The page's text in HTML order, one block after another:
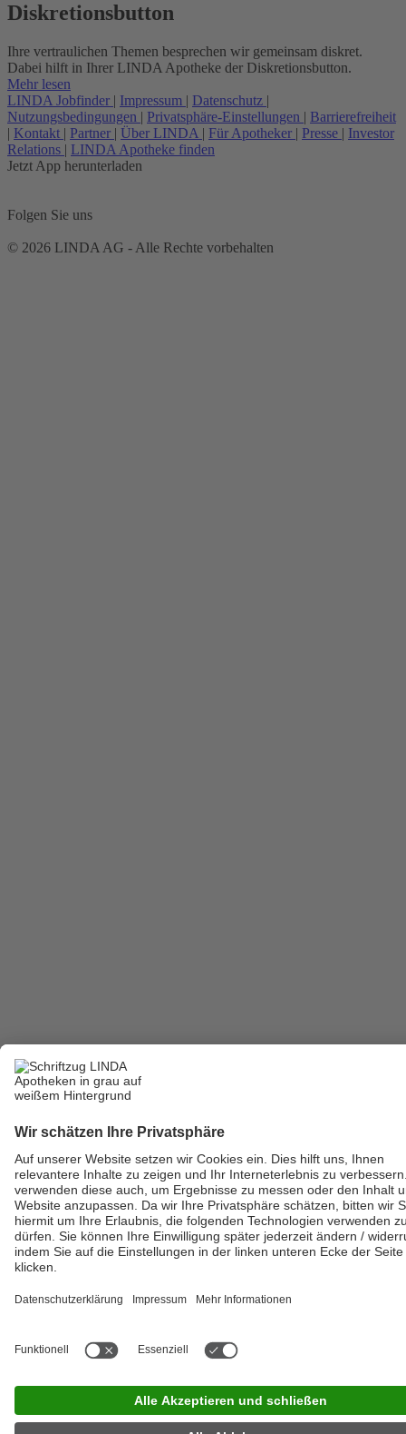
Diskretionsbutton
Ihre vertraulichen Themen besprechen wir gemeinsam diskret.
Dabei hilft in Ihrer LINDA Apotheke der Diskretionsbutton.
Mehr lesen
LINDA Jobfinder | Impressum | Datenschutz |
Nutzungsbedingungen | Privatsphäre-Einstellungen | Barrierefreiheit
| Kontakt | Partner | Über LINDA | Für Apotheker | Presse | Investor
Relations | LINDA Apotheke finden
Jetzt App herunterladen
Folgen Sie uns
© 2026 LINDA AG - Alle Rechte vorbehalten